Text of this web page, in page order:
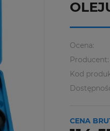
Ocena:
Producent:
Kod
CENA